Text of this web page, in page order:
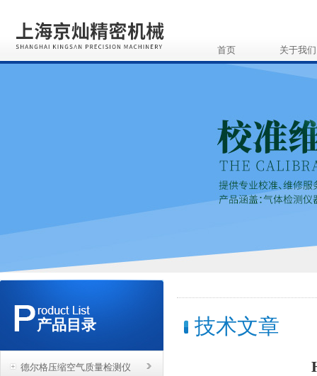
首页 关于我们
产品目录
德尔格压缩空气质量检测仪
技术文章